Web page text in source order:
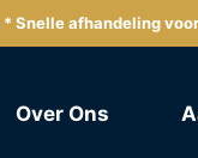
Snelle afhandeling
Over Ons